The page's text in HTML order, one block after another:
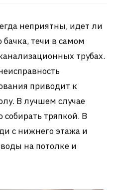
неприятны, идет ли
бачка, течи в самом
трубах.
приводит к
В лучшем случае
собирать тряпкой. В
с нижнего этажа и
на потолке и